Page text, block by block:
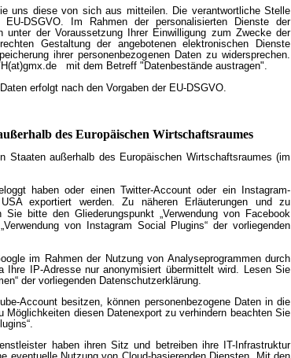
uns diese von sich aus mitteilen. Die verantwortliche Stelle
DSGVO. Im Rahmen der personalisierten Dienste der
unter der Voraussetzung Ihrer Einwilligung zum Zwecke der
Gestaltung der angebotenen elektronischen Dienste
ihrer personenbezogenen Daten zu widersprechen.
mit dem Betreff "Datenbestände austragen".
erfolgt nach den Vorgaben der EU-DSGVO.
des Europäischen Wirtschaftsraumes
Staaten außerhalb des Europäischen Wirtschaftsraumes (im
haben oder einen Twitter-Account oder ein Instagram-
exportiert werden. Zu näheren Erläuterungen und zu
bitte den Gliederungspunkt „Verwendung von Facebook
von Instagram Social Plugins“ der vorliegenden
im Rahmen der Nutzung von Analyseprogrammen durch
IP-Adresse nur anonymisiert übermittelt wird. Lesen Sie
der vorliegenden Datenschutzerklärung.
Account besitzen, können personenbezogene Daten in die
Möglichkeiten diesen Datenexport zu verhindern beachten Sie
haben ihren Sitz und betreiben ihre IT-Infrastruktur